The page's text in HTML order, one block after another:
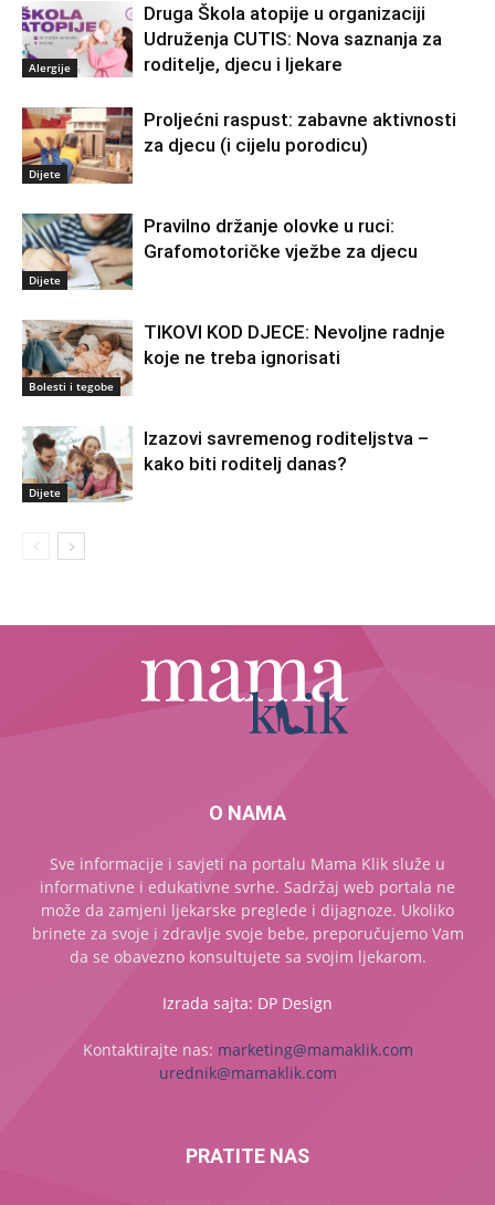
Alergije
Druga Škola atopije u organizaciji
Udruženja CUTIS: Nova saznanja za
roditelje, djecu i ljekare
Dijete
Proljećni raspust: zabavne aktivnosti
za djecu (i cijelu porodicu)
Dijete
Pravilno držanje olovke u ruci:
Grafomotoričke vježbe za djecu
Bolesti i tegobe
TIKOVI KOD DJECE: Nevoljne radnje
koje ne treba ignorisati
Dijete
Izazovi savremenog roditeljstva –
kako biti roditelj danas?
O NAMA
Sve informacije i savjeti na portalu Mama Klik služe u
informativne i edukativne svrhe. Sadržaj web portala ne
može da zamjeni ljekarske preglede i dijagnoze. Ukoliko
brinete za svoje i zdravlje svoje bebe, preporučujemo Vam
da se obavezno konsultujete sa svojim ljekarom.
Izrada sajta: DP Design
Kontaktirajte nas: marketing@mamaklik.com
urednik@mamaklik.com
PRATITE NAS